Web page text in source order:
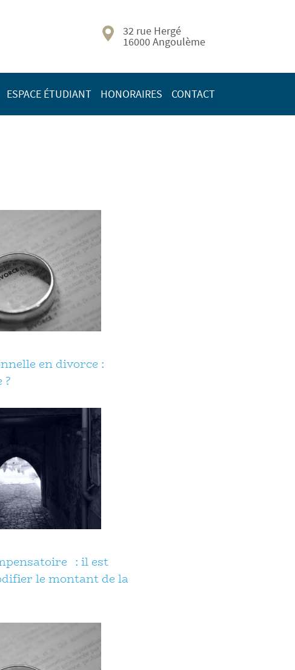
32 rue Hergé
16000 Angoulème
ESPACE ÉTUDIANT HONORAIRES CONTACT
en divorce :
?
: il est
le montant de la